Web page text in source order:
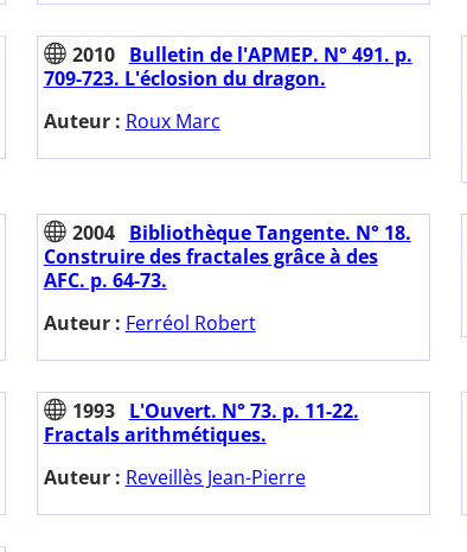
2010
Bulletin de l'APMEP. N° 491. p.
709-723. L'éclosion du dragon.
Auteur : Roux Marc
2004
Bibliothèque Tangente. N° 18.
Construire des fractales grâce à des
AFC. p. 64-73.
Auteur : Ferréol Robert
1993
L'Ouvert. N° 73. p. 11-22.
Fractals arithmétiques.
Auteur : Reveillès Jean-Pierre